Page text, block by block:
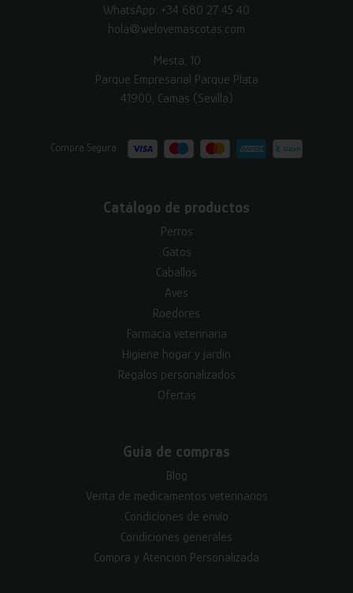
WhatsApp: +34 680 27 45 40
hola@welovemascotas.com
Mesta, 10
Parque Empresarial Parque Plata
41900, Camas (Sevilla)
Compra Segura:
Catálogo de productos
Perros
Gatos
Caballos
Aves
Roedores
Farmacia veterinaria
Higiene hogar y jardín
Regalos personalizados
Ofertas
Guía de compras
Blog
Venta de medicamentos veterinarios
Condiciones de envío
Condiciones generales
Compra y Atención Personalizada